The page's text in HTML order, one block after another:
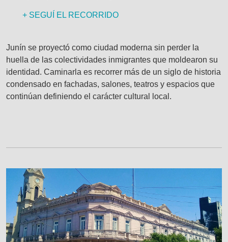
+ SEGUÍ EL RECORRIDO
Junín se proyectó como ciudad moderna sin perder la
huella de las colectividades inmigrantes que moldearon su
identidad. Caminarla es recorrer más de un siglo de historia
condensado en fachadas, salones, teatros y espacios que
continúan definiendo el carácter cultural local.